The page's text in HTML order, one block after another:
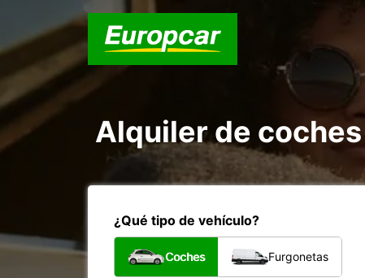
Alquiler de
¿Qué tipo de vehículo?
Coches Furgonetas